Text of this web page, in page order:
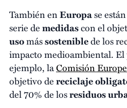
También enEuropase
serie demedidascon el
usomássosteniblede los
impacto medioambiental. El
ejemplo, laComisión
objetivo dereciclaje
del 70% de losresiduos